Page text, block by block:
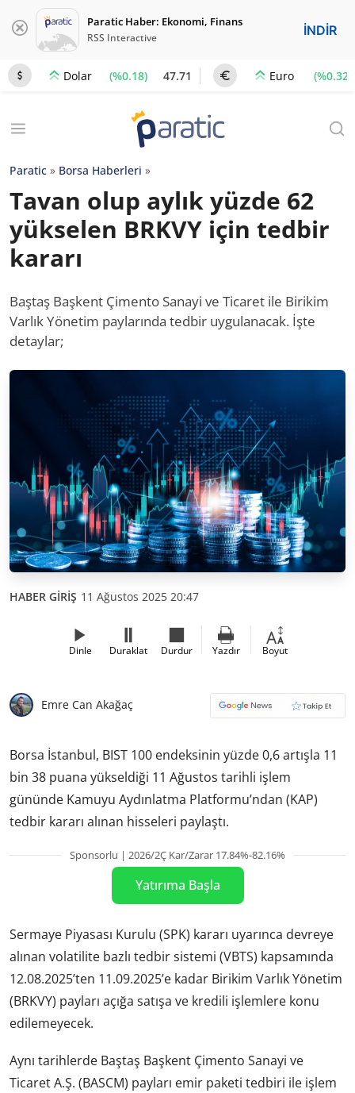
Paratic Haber: Ekonomi, Finans
RSS Interactive İNDİR
Dolar (%0.18) 47.71 Euro (%0.32)
Paratic » Borsa Haberleri »
Tavan olup aylık yüzde 62
yükselen BRKVY için tedbir
kararı
Baştaş Başkent Çimento Sanayi ve Ticaret ile Birikim
Varlık Yönetim paylarında tedbir uygulanacak. İşte
detaylar;
HABER GİRİŞ 11 Ağustos 2025 20:47
Dinle Duraklat Durdur Yazdır Boyut
Emre Can Akağaç
Borsa İstanbul, BIST 100 endeksinin yüzde 0,6 artışla 11
bin 38 puana yükseldiği 11 Ağustos tarihli işlem
gününde Kamuyu Aydınlatma Platformu’ndan (KAP)
tedbir kararı alınan hisseleri paylaştı.
Sponsorlu | 2026/2Ç Kar/Zarar 17.84%-82.16%
Yatırıma Başla
Sermaye Piyasası Kurulu (SPK) kararı uyarınca devreye
alınan volatilite bazlı tedbir sistemi (VBTS) kapsamında
12.08.2025’ten 11.09.2025’e kadar Birikim Varlık Yönetim
(BRKVY) payları açığa satışa ve kredili işlemlere konu
edilemeyecek.
Aynı tarihlerde Baştaş Başkent Çimento Sanayi ve
Ticaret A.Ş. (BASCM) payları emir paketi tedbiri ile işlem